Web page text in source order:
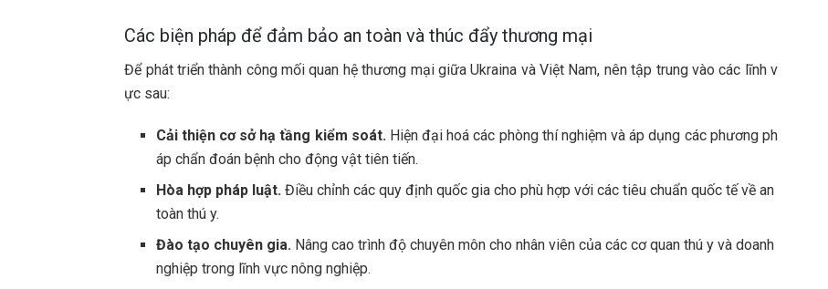
Các biện pháp để đảm bảo an toàn và thúc đẩy thương mại
Để phát triển thành công mối quan hệ thương mại giữa Ukraina và Việt Nam, nên tập trung vào các lĩnh v
ực sau:
Cải thiện cơ sở hạ tầng kiểm soát. Hiện đại hoá các phòng thí nghiệm và áp dụng các phương ph
áp chẩn đoán bệnh cho động vật tiên tiến.
Hòa hợp pháp luật. Điều chỉnh các quy định quốc gia cho phù hợp với các tiêu chuẩn quốc tế về an
toàn thú y.
Đào tạo chuyên gia. Nâng cao trình độ chuyên môn cho nhân viên của các cơ quan thú y và doanh
nghiệp trong lĩnh vực nông nghiệp.